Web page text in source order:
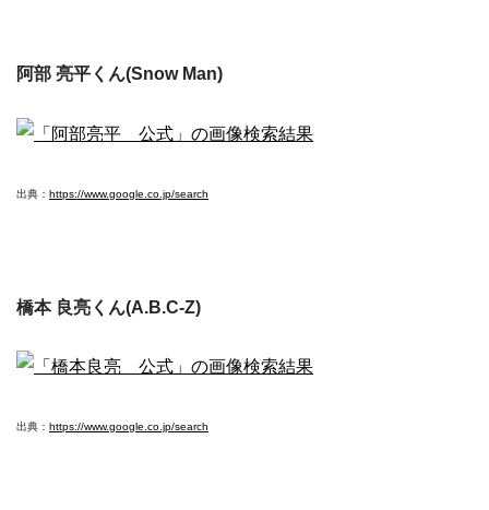
阿部 亮平くん(Snow Man)
出典： https://www.google.co.jp/search
橋本 良亮くん(A.B.C-Z)
出典： https://www.google.co.jp/search